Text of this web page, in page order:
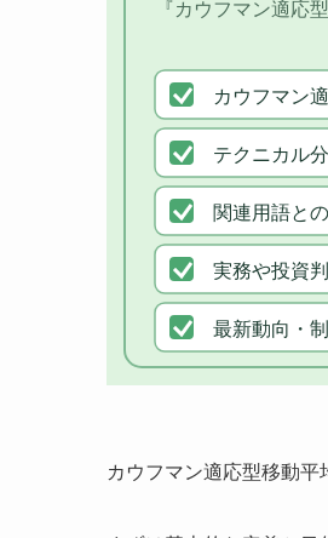
『カウフマン適応
カウフマン
テクニカル
関連用語と
実務や投資
最新動向・
カウフマン適応型移動平